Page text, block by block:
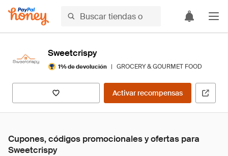
Sweetcrispy
1% de devolución | GROCERY & GOURMET FOOD
Activar recompensas
Cupones, códigos promocionales y ofertas para
Sweetcrispy